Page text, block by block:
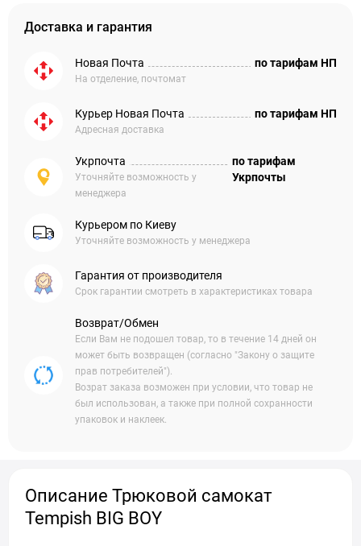
Доставка и гарантия
Новая Почта
На отделение, почтомат
по тарифам НП
Курьер Новая Почта
Адресная доставка
по тарифам НП
Укрпочта
Уточняйте возможность у
менеджера
по тарифам
Укрпочты
Курьером по Киеву
Уточняйте возможность у менеджера
Гарантия от производителя
Срок гарантии смотреть в характеристиках товара
Возврат/Обмен
Если Вам не подошел товар, то в течение 14 дней он
может быть возвращен (согласно "Закону о защите
прав потребителей").
Возрат заказа возможен при условии, что товар не
был использован, а также при полной сохранности
упаковок и наклеек.
Описание Трюковой самокат
Tempish BIG BOY